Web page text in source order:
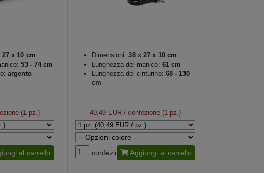
27 x 10 cm
53 - 74 cm
argento
(1 pz.)
al carrello
Dimensioni: 38 x 27 x 10 cm
Lunghezza del manico: 61 cm
Lunghezza del cinturino: 68 - 130
cm
40,49 EUR/ confezione (1 pz.)
confezione Aggiungi al carrello